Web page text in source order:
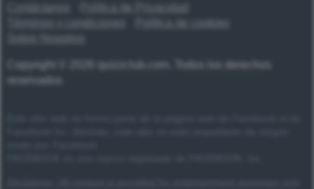
Contáctanos
Política de Privacidad
Términos y condiciones
Copyright © 2026 quizzclub.com. Todos los derechos
reservados